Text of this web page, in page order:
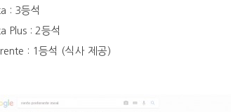
: 3등석
Plus : 2등석
: 1등석 (식사 제공)